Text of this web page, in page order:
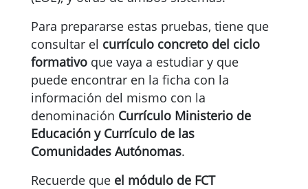
Para prepararse estas pruebas, tiene que
consultar el currículo concreto del ciclo
formativo que vaya a estudiar y que
puede encontrar en la ficha con la
información del mismo con la
denominación Currículo Ministerio de
Educación y Currículo de las
Comunidades Autónomas.
Recuerde que el módulo de FCT